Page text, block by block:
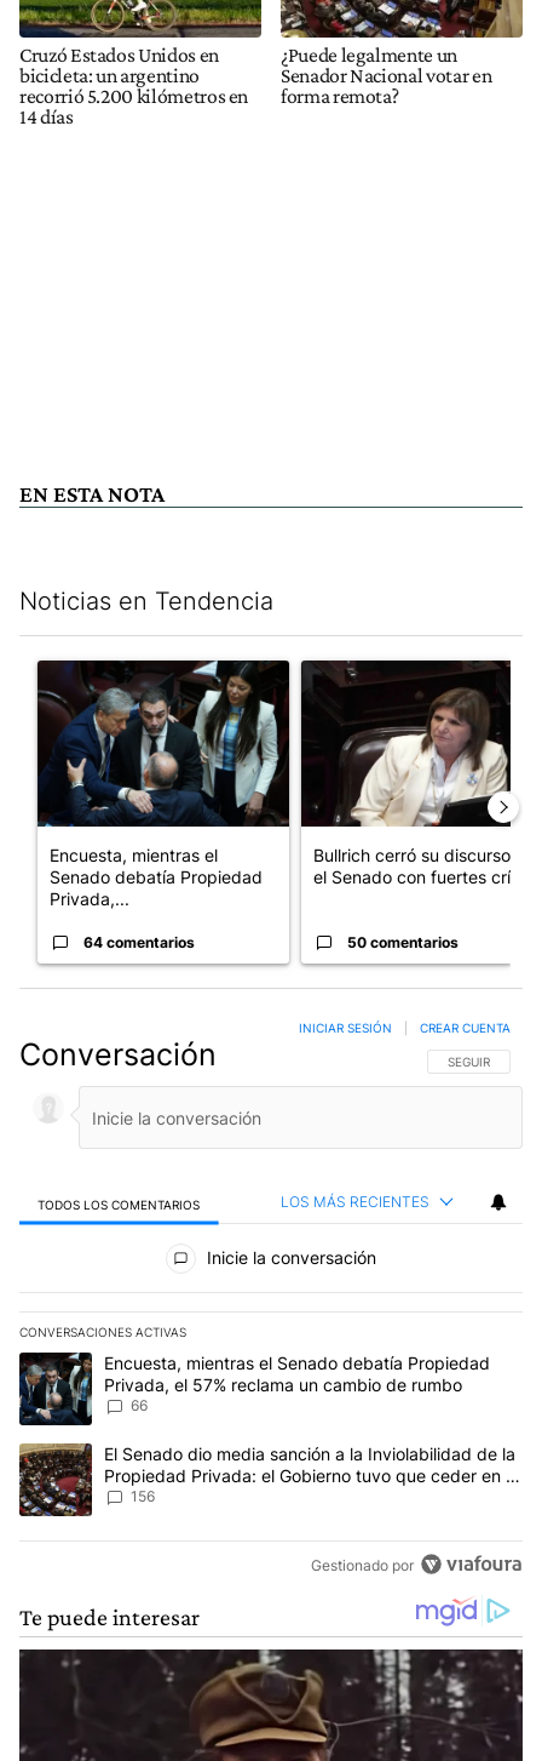
Cruzó Estados Unidos en
bicicleta: un argentino
recorrió 5.200 kilómetros en
14 días
¿Puede legalmente un
Senador Nacional votar en
forma remota?
EN ESTA NOTA
Noticias en Tendencia
Un artículo de tendencia con el título "Encuesta, mientras el
Encuesta, mientras el
Senado debatía Propiedad
Privada,...
64 comentarios
Un artículo de tendencia
Bullrich cerró su discurso en
el Senado con fuertes crí...
50 comentarios
Conversación SIGA ESTA
SEGUIR
INICIAR SESIÓN CREAR CUENTA
TODOS LOS COMENTARIOS LOS MÁS RECIENTES
Todos los comentarios
Inicie la conversación
CONVERSACIONES ACTIVAS
Este listado muestra los artículos con más comentarios en los
Un artículo de tendencia con el título "Encuesta, mientras el
Encuesta, mientras el Senado debatía Propiedad
Privada, el 57% reclama un cambio de rumbo
66
Un artículo de tendencia con el título "El Senado dio media
El Senado dio media sanción a la Inviolabilidad de la
Propiedad Privada: el Gobierno tuvo que ceder en la
Ley del Manejo del Fuego
156
Gestionado por